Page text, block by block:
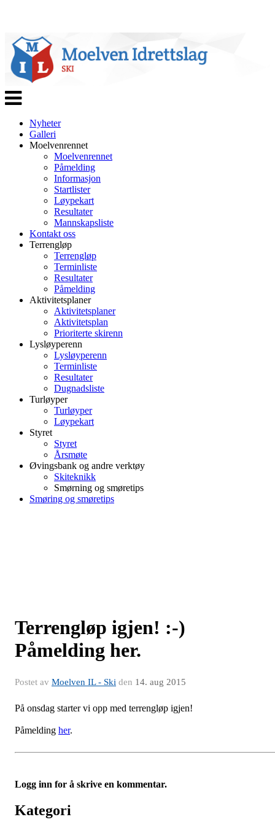
Veksle
navigasjon
Nyheter
Galleri
Moelvenrennet
Moelvenrennet
Påmelding
Informasjon
Startlister
Løypekart
Resultater
Mannskapsliste
Kontakt oss
Terrengløp
Terrengløp
Terminliste
Resultater
Påmelding
Aktivitetsplaner
Aktivitetsplaner
Aktivitetsplan
Prioriterte skirenn
Lysløyperenn
Lysløyperenn
Terminliste
Resultater
Dugnadsliste
Turløyper
Turløyper
Løypekart
Styret
Styret
Årsmøte
Øvingsbank og andre verktøy
Skiteknikk
Smørning og smøretips
Smøring og smøretips
Terrengløp igjen! :-)
Påmelding her.
Postet av Moelven IL - Ski den 14. aug 2015
På onsdag starter vi opp med terrengløp igjen!
Påmelding her.
Logg inn for å skrive en kommentar.
Kategori